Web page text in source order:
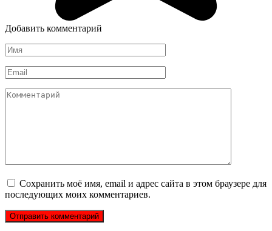
Добавить комментарий
Имя
*
Email
*
Комментарий
Сохранить моё имя, email и адрес сайта в этом браузере для
последующих моих комментариев.